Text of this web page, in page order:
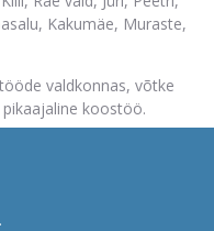
Kakumäe, Muraste,
valdkonnas, võtke
koostöö.